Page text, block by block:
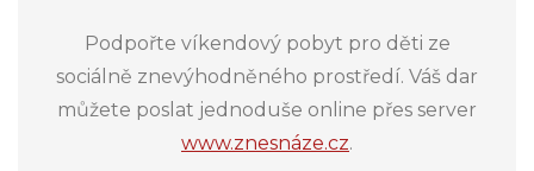
Podpořte víkendový pobyt pro děti ze
sociálně znevýhodněného prostředí. Váš dar
můžete poslat jednoduše online přes server
www.znesnáze.cz.